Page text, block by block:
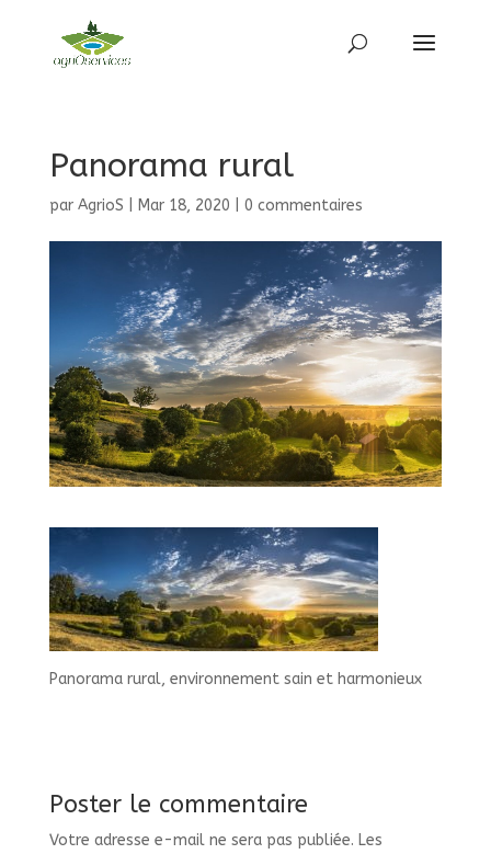
Panorama rural
par AgrioS Mar 18, 2020 0 commentaires
Panorama rural, environnement sain et harmonieux
Poster le commentaire
Votre adresse e-mail ne sera pas publiée. Les